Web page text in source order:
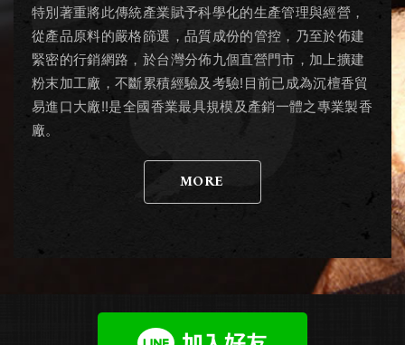
特別著重將此傳統產業賦予科學化的生產管理與經營，
從產品原料的嚴格篩選，品質成份的管控，乃至於佈建
緊密的行銷網路，於台灣分佈九個直營門市，加上擴建
粉末加工廠，不斷累積經驗及考驗!目前已成為沉檀香貿
易進口大廠!!是全國香業最具規模及產銷一體之專業製香
廠。
MORE